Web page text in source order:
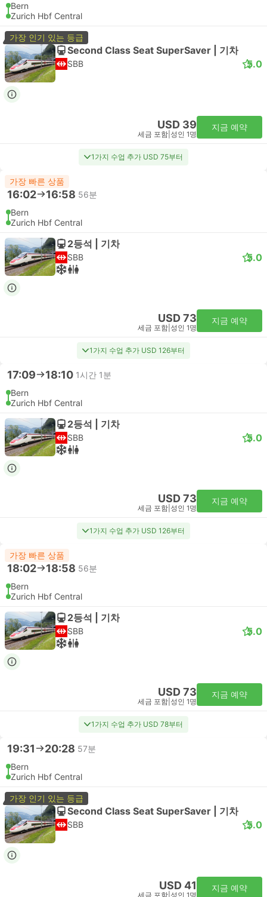
Bern
Zurich Hbf Central
가장 인기 있는 등급
Second Class Seat SuperSaver | 기차
SBB 5.0
USD 39
세금 포함 성인 1명
지금 예약
1가지 수업 추가 USD 75부터
가장 빠른 상품
16:02 16:58 56분
Bern
Zurich Hbf Central
2등석 | 기차
SBB 5.0
USD 73
세금 포함 성인 1명
지금 예약
1가지 수업 추가 USD 126부터
17:09 18:10 1시간 1분
Bern
Zurich Hbf Central
2등석 | 기차
SBB 5.0
USD 73
세금 포함 성인 1명
지금 예약
1가지 수업 추가 USD 126부터
가장 빠른 상품
18:02 18:58 56분
Bern
Zurich Hbf Central
2등석 | 기차
SBB 5.0
USD 73
세금 포함 성인 1명
지금 예약
1가지 수업 추가 USD 78부터
19:31 20:28 57분
Bern
Zurich Hbf Central
가장 인기 있는 등급
Second Class Seat SuperSaver | 기차
SBB 5.0
USD 41
세금 포함 성인 1명
지금 예약